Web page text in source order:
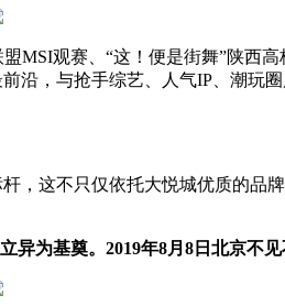
观赛、“这！便是街舞”陕西高
沿，与抢手综艺、人气IP、潮玩
这不只仅依托大悦城优质的品
为基奠。2019年8月8日北京不见